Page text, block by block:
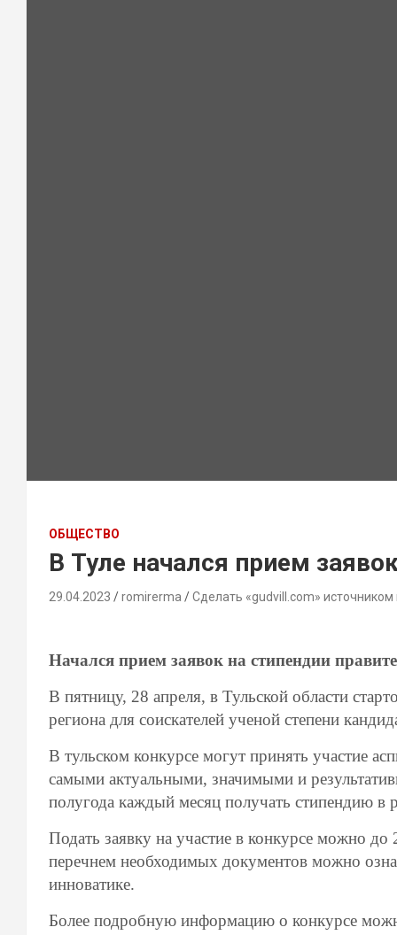
ОБЩЕСТВО
В Туле начался прием
29.04.2023 romirerma Сделать «gudvill.com» источником
Начался прием заявок на стипендии
В пятницу, 28 апреля, в Тульской области
региона для соискателей ученой степени
В тульском конкурсе могут принять участие
самыми актуальными, значимыми и
полугода каждый месяц получать стипендию в
Подать заявку на участие в конкурсе можно
перечнем необходимых документов можно
инноватике.
Более подробную информацию о конкурсе